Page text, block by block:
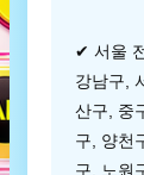
✔ 서울
강남구,
산구, 중
구, 양천
구, 노원